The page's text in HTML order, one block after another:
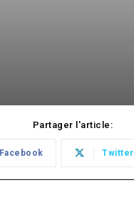
Partager l'article:
Facebook Twitter